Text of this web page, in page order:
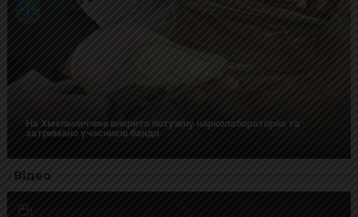
На Хмельниччині викрито потужну нарколабораторію та
затримано учасників банди
Відео